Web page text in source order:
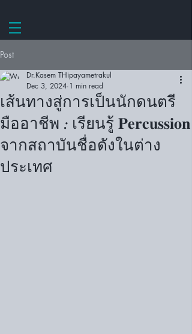
Post
เส้นทางสู่การเป็นนักดนตรี
มืออาชีพ : เรียนรู้ 𝐏𝐞𝐫𝐜𝐮𝐬𝐬𝐢𝐨𝐧
จากสถาบันชื่อดังในต่าง
ประเทศ
Dr.Kasem THipayametrakul
Dec 3, 2024 1 min read